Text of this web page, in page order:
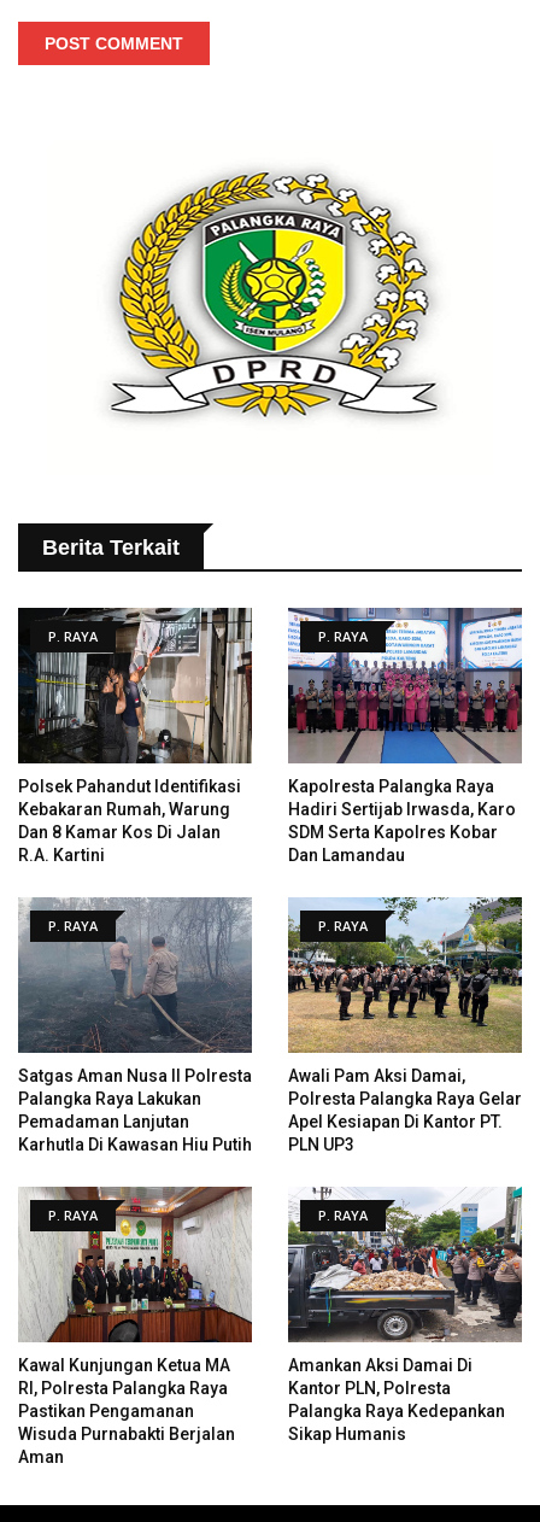
POST COMMENT
Berita Terkait
P. RAYA
Polsek Pahandut Identifikasi
Kebakaran Rumah, Warung
Dan 8 Kamar Kos Di Jalan
R.A. Kartini
P. RAYA
Kapolresta Palangka Raya
Hadiri Sertijab Irwasda, Karo
SDM Serta Kapolres Kobar
Dan Lamandau
P. RAYA
Satgas Aman Nusa II Polresta
Palangka Raya Lakukan
Pemadaman Lanjutan
Karhutla Di Kawasan Hiu Putih
P. RAYA
Awali Pam Aksi Damai,
Polresta Palangka Raya Gelar
Apel Kesiapan Di Kantor PT.
PLN UP3
P. RAYA
Kawal Kunjungan Ketua MA
RI, Polresta Palangka Raya
Pastikan Pengamanan
Wisuda Purnabakti Berjalan
Aman
P. RAYA
Amankan Aksi Damai Di
Kantor PLN, Polresta
Palangka Raya Kedepankan
Sikap Humanis